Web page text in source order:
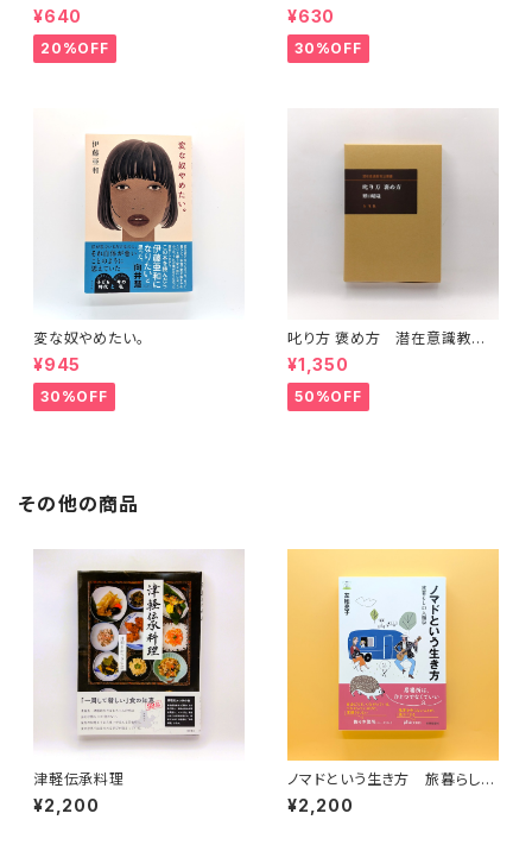
¥640
20%OFF
¥630
30%OFF
変な奴やめたい。
¥945
30%OFF
叱り方 褒め方 潜在意識教育
法叢書
¥1,350
50%OFF
その他の商品
津軽伝承料理
¥2,200
ノマドという生き方 旅暮らしの
人類学（教養みらい選書 10）
¥2,200